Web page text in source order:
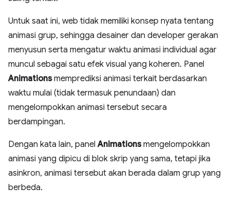
Untuk saat ini, web tidak memiliki konsep nyata tentang
animasi grup, sehingga desainer dan developer gerakan
menyusun serta mengatur waktu animasi individual agar
muncul sebagai satu efek visual yang koheren. Panel
Animationsmemprediksi animasi terkait berdasarkan
waktu mulai (tidak termasuk penundaan) dan
mengelompokkan animasi tersebut secara
berdampingan.
Dengan kata lain, panelAnimationsmengelompokkan
animasi yang dipicu di blok skrip yang sama, tetapi jika
asinkron, animasi tersebut akan berada dalam grup yang
berbeda.